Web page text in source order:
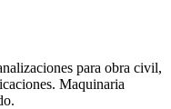
para obra civil,
Maquinaria